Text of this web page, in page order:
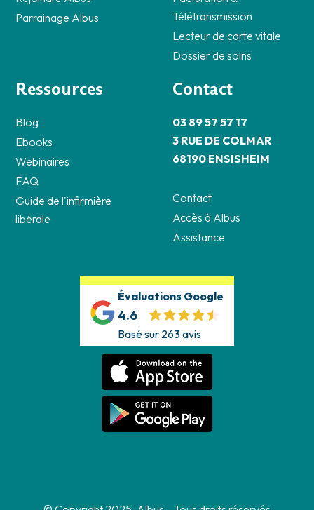
Parrainage Albus
Télétransmission
Lecteur de carte vitale
Dossier de soins
Ressources
Blog
Ebooks
Webinaires
FAQ
Guide de l'infirmière
libérale
Contact
03 89 57 57 17
3 RUE DE COLMAR
68190 ENSISHEIM
Contact
Accès à Albus
Assistance
Évaluations Google
4.6
Basé sur 263 avis